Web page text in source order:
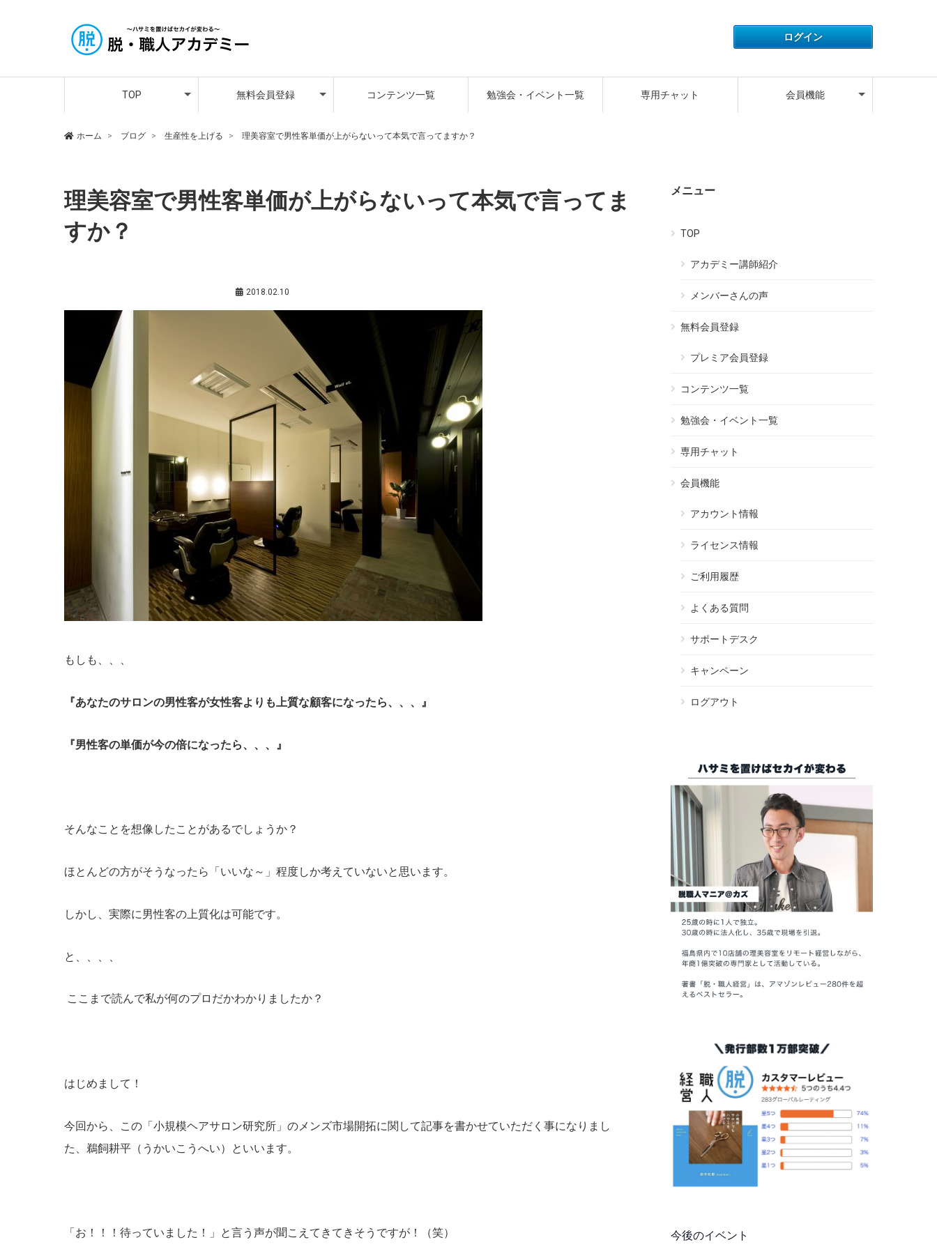
TOP
アカデミー講師紹介
メンバーさんの声
無料会員登録
プレミア会員登録
コンテンツ一覧 勉強会・イベント一覧 専用チャット 会員機能
ホーム ブログ 生産性を上げる 理美容室で男性客単価が上がらないって本気で言ってますか？
理美容室で男性客単価が上がらないって本気で言ってま
すか？
2018.02.10
もしも、、、
『あなたのサロンの男性客が女性客よりも上質な顧客になったら、、、』
『男性客の単価が今の倍になったら、、、』
そんなことを想像したことがあるでしょうか？
ほとんどの方がそうなったら「いいな～」程度しか考えていないと思います。
しかし、実際に男性客の上質化は可能です。
と、、、、
ここまで読んで私が何のプロだかわかりましたか？
はじめまして！
今回から、この「小規模ヘアサロン研究所」のメンズ市場開拓に関して記事を書かせていただく事になりまし
た、鵜飼耕平（うかいこうへい）
といいます。
「お！！！待っていました！」と言う声が聞こえてきてきそうですが！（笑）
メニュー
TOP
アカデミー講師紹介
メンバーさんの声
無料会員登録
プレミア会員登録
コンテンツ一覧
勉強会・イベント一覧
専用チャット
会員機能
アカウント情報
ライセンス情報
ご利用履歴
よくある質問
サポートデスク
キャンペーン
ログアウト
今後のイベント